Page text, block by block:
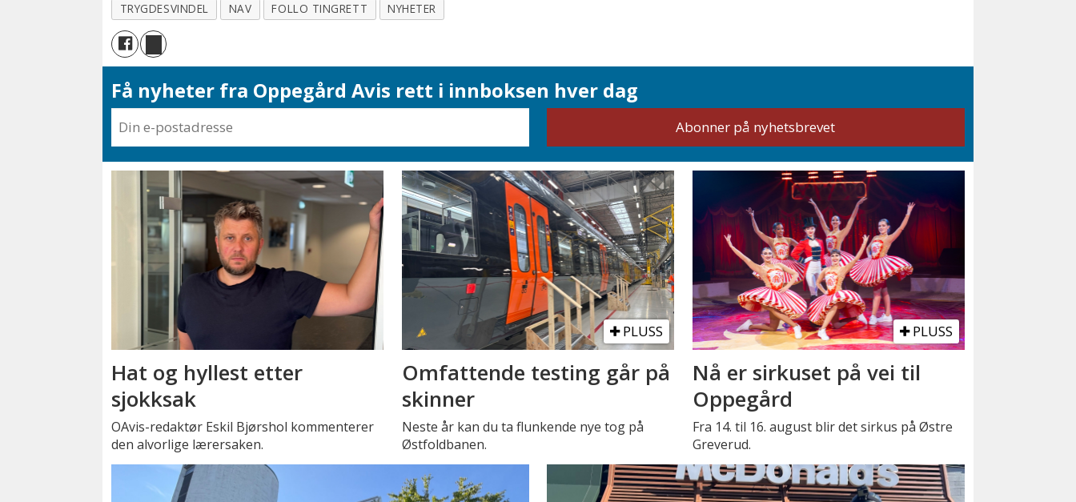
TRYGDESVINDEL NAV FOLLO TINGRETT NYHETER
Få nyheter fra Oppegård Avis rett i innboksen hver dag
Hat og hyllest etter
sjokksak
OAvis-redaktør Eskil Bjørshol kommenterer
den alvorlige lærersaken.
PLUSS
Omfattende testing går på
skinner
Neste år kan du ta flunkende nye tog på
Østfoldbanen.
PLUSS
Nå er sirkuset på vei til
Oppegård
Fra 14. til 16. august blir det sirkus på Østre
Greverud.